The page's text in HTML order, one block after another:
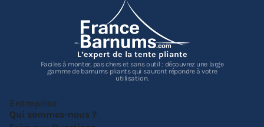
L’expert de la tente pliante
Faciles à monter, pas chers et sans outil : découvrez une large
gamme de barnums pliants qui sauront répondre à votre
utilisation.
Entreprise
Qui sommes-nous ?